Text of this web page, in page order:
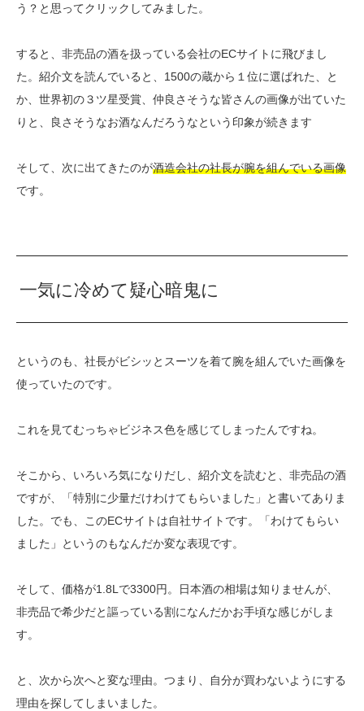
う？と思ってクリックしてみました。
すると、非売品の酒を扱っている会社のECサイトに飛びまし
た。紹介文を読んでいると、1500の蔵から１位に選ばれた、と
か、世界初の３ツ星受賞、仲良さそうな皆さんの画像が出ていた
りと、良さそうなお酒なんだろうなという印象が続きます
そして、次に出てきたのが酒造会社の社長が腕を組んでいる画像
です。
一気に冷めて疑心暗鬼に
というのも、社長がビシッとスーツを着て腕を組んでいた画像を
使っていたのです。
これを見てむっちゃビジネス色を感じてしまったんですね。
そこから、いろいろ気になりだし、紹介文を読むと、非売品の酒
ですが、「特別に少量だけわけてもらいました」と書いてありま
した。でも、このECサイトは自社サイトです。「わけてもらい
ました」というのもなんだか変な表現です。
そして、価格が1.8Lで3300円。日本酒の相場は知りませんが、
非売品で希少だと謳っている割になんだかお手頃な感じがしま
す。
と、次から次へと変な理由。つまり、自分が買わないようにする
理由を探してしまいました。